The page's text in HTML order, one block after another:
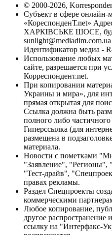
© 2000-2026,
Субъект в сфере онлайн-
«КореспонденТ.net»
ХАРКІВСЬКЕ ШОСЕ,
sunlight@mediadim.com.ua
Идентификатор медиа -
Использование любых
сайте, разрешается при
Корреспондент.net.
При копировании
Украины и мира», для
прямая открытая для
Ссылка должна быть
полного либо
Гиперссылка (для
размещена в
материала.
Новости с пометками
"Заявление",
"Тест-драйв",
правах рекламы.
Раздел Спецпроекты
коммерческими
Любое копирование,
другое
ссылку на "Интерфакс-